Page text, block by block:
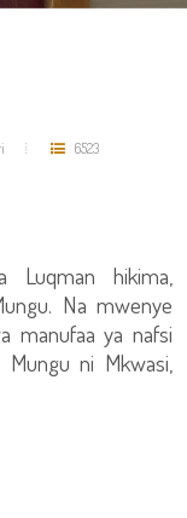
6523
Luqman hikima,
Na mwenye
manufaa ya nafsi
ni Mkwasi,